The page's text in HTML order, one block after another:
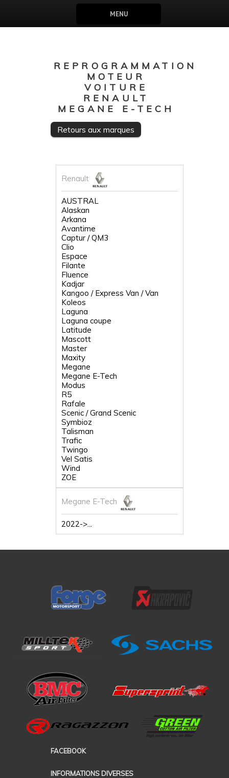
MENU
REPROGRAMMATION
MOTEUR
VOITURE
RENAULT
MEGANE E-TECH
Retours aux marques
Renault
AUSTRAL
Alaskan
Arkana
Avantime
Captur / QM3
Clio
Espace
Filante
Fluence
Kadjar
Kangoo / Express Van / Van
Koleos
Laguna
Laguna coupe
Latitude
Mascott
Master
Maxity
Megane
Megane E-Tech
Modus
R5
Rafale
Scenic / Grand Scenic
Symbioz
Talisman
Trafic
Twingo
Vel Satis
Wind
ZOE
Megane E-Tech
2022->...
FACEBOOK
INFORMATIONS DIVERSES